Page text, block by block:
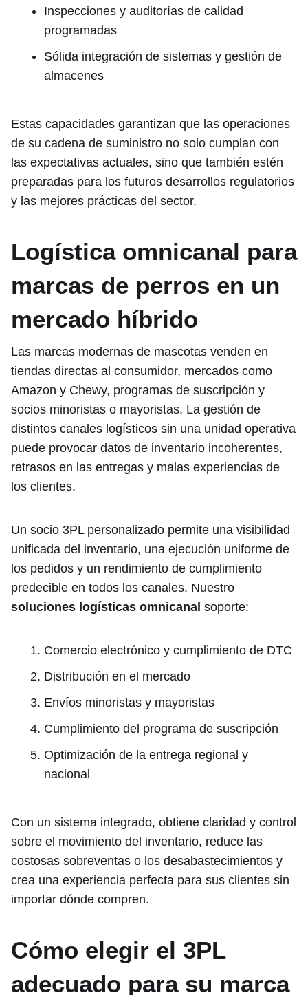
Inspecciones y auditorías de calidad
programadas
Sólida integración de sistemas y gestión de
almacenes
Estas capacidades garantizan que las operaciones
de su cadena de suministro no solo cumplan con
las expectativas actuales, sino que también estén
preparadas para los futuros desarrollos regulatorios
y las mejores prácticas del sector.
Logística omnicanal para
marcas de perros en un
mercado híbrido
Las marcas modernas de mascotas venden en
tiendas directas al consumidor, mercados como
Amazon y Chewy, programas de suscripción y
socios minoristas o mayoristas. La gestión de
distintos canales logísticos sin una unidad operativa
puede provocar datos de inventario incoherentes,
retrasos en las entregas y malas experiencias de
los clientes.
Un socio 3PL personalizado permite una visibilidad
unificada del inventario, una ejecución uniforme de
los pedidos y un rendimiento de cumplimiento
predecible en todos los canales. Nuestro
soluciones logísticas omnicanal soporte:
Comercio electrónico y cumplimiento de DTC
Distribución en el mercado
Envíos minoristas y mayoristas
Cumplimiento del programa de suscripción
Optimización de la entrega regional y
nacional
Con un sistema integrado, obtiene claridad y control
sobre el movimiento del inventario, reduce las
costosas sobreventas o los desabastecimientos y
crea una experiencia perfecta para sus clientes sin
importar dónde compren.
Cómo elegir el 3PL
adecuado para su marca